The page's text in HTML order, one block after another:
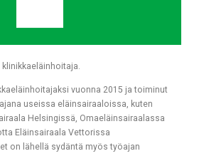
klinikkaeläinhoitaja.
vuonna 2015 ja toiminut
useissa eläinsairaaloissa, kuten
Helsingissä, Omaeläinsairaalassa
Eläinsairaala Vettorissa
on lähellä sydäntä myös työajan